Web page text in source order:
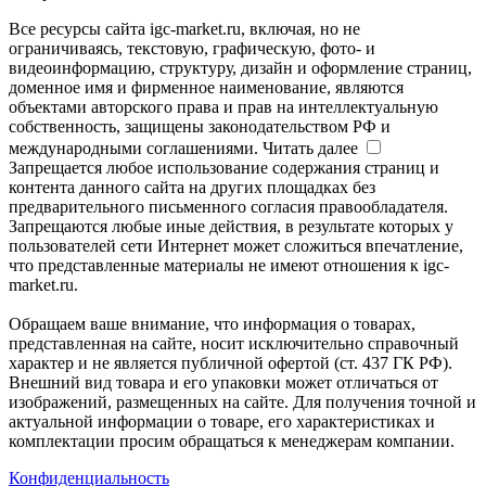
Все ресурсы сайта igc-market.ru, включая, но не
ограничиваясь, текстовую, графическую, фото- и
видеоинформацию, структуру, дизайн и оформление страниц,
доменное имя и фирменное наименование, являются
объектами авторского права и прав на интеллектуальную
собственность, защищены законодательством РФ и
международными соглашениями. Читать далее
Запрещается любое использование содержания страниц и
контента данного сайта на других площадках без
предварительного письменного согласия правообладателя.
Запрещаются любые иные действия, в результате которых у
пользователей сети Интернет может сложиться впечатление,
что представленные материалы не имеют отношения к igc-
market.ru.
Обращаем ваше внимание, что информация о товарах,
представленная на сайте, носит исключительно справочный
характер и не является публичной офертой (ст. 437 ГК РФ).
Внешний вид товара и его упаковки может отличаться от
изображений, размещенных на сайте. Для получения точной и
актуальной информации о товаре, его характеристиках и
комплектации просим обращаться к менеджерам компании.
Конфиденциальность